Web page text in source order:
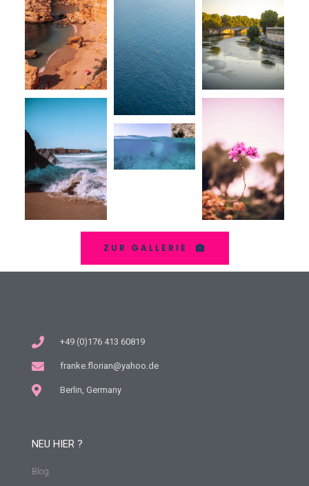
ZUR GALLERIE
+49 (0)176 413 60819
franke.florian@yahoo.de
Berlin, Germany
NEU HIER ?
Blog